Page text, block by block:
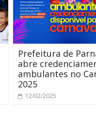
Prefeitura de
abre
ambulantes no
2025
12/02/2025